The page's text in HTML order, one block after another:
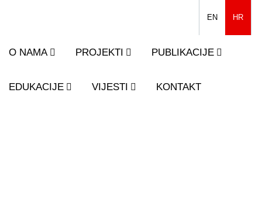
EN HR
O NAMA PROJEKTI PUBLIKACIJE
EDUKACIJE VIJESTI KONTAKT